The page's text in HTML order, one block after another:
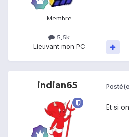
Membre
5,5k
Lieuvant mon PC
indian65
Et si